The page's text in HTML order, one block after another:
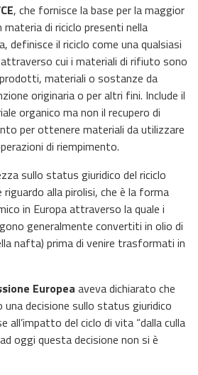
, che fornisce la base per la maggior
di riciclo presenti nella
definisce il riciclo come una qualsiasi
cui i materiali di rifiuto sono
materiali o sostanze da
originaria o per altri fini. Include il
organico ma non il recupero di
per ottenere materiali da utilizzare
di riempimento.
sullo status giuridico del riciclo
alla pirolisi, che è la forma
in Europa attraverso la quale i
generalmente convertiti in olio di
nafta) prima di venire trasformati in
Europea aveva dichiarato che
una decisione sullo status giuridico
all’impatto del ciclo di vita “dalla culla
oggi questa decisione non si è